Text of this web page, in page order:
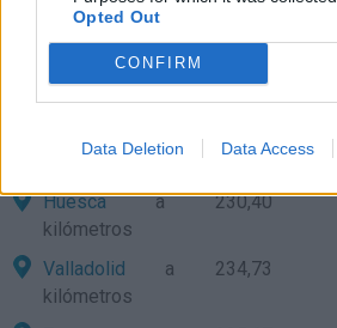
Opted Out
CONFIRM
Data Deletion Data Access
Burgosa 121,72
kilómetros
a 194,47
kilómetros
Huescaa 230,40
kilómetros
Valladolid a 234,73
kilómetros